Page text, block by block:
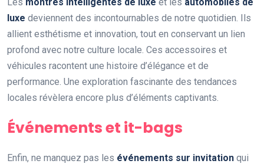
luxe deviennent des incontournables de notre quotidien. Ils
allient esthétisme et innovation, tout en conservant un lien
profond avec notre culture locale. Ces accessoires et
véhicules racontent une histoire d’élégance et de
performance. Une exploration fascinante des tendances
locales révèlera encore plus d’éléments captivants.
Événements et it-bags
Enfin, ne manquez pas les événements sur invitation qui